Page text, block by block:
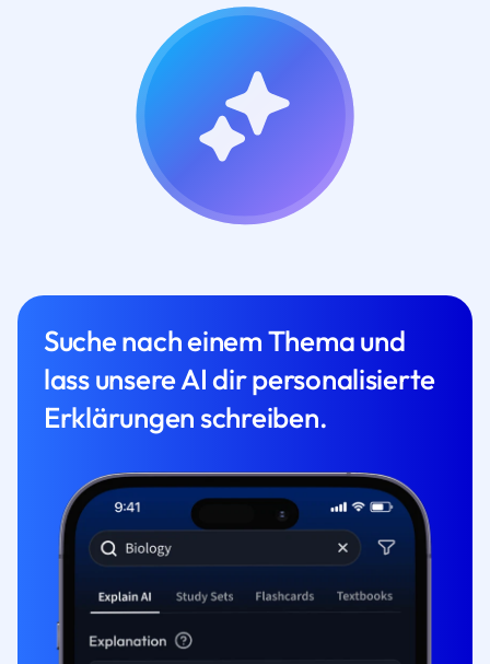
Suche nach einem Thema und
lass unsere AI dir personalisierte
Erklärungen schreiben.